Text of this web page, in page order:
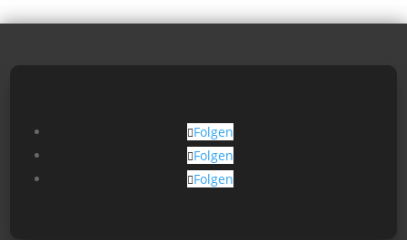
Folgen
Folgen
Folgen